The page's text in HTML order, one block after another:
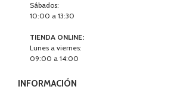
Sábados:
10:00 a 13:30
TIENDA ONLINE:
Lunes a viernes:
09:00 a 14:00
INFORMACIÓN